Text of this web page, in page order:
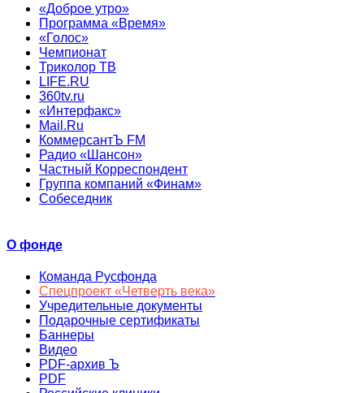
«Доброе утро»
Программа «Время»
«Голос»
Чемпионат
Триколор ТВ
LIFE.RU
360tv.ru
«Интерфакс»
Mail.Ru
КоммерсантЪ FM
Радио «Шансон»
Частный Корреспондент
Группа компаний «Финам»
Собеседник
О фонде
Команда Русфонда
Спецпроект «Четверть века»
Учредительные документы
Подарочные сертификаты
Баннеры
Видео
PDF-архив Ъ
PDF